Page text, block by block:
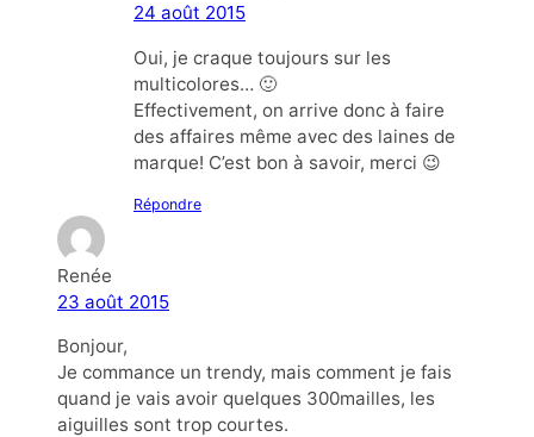
24 août 2015
Oui, je craque toujours sur les
multicolores… 🙂
Effectivement, on arrive donc à faire
des affaires même avec des laines de
marque! C’est bon à savoir, merci 😉
Répondre
Renée
23 août 2015
Bonjour,
Je commance un trendy, mais comment je fais
quand je vais avoir quelques 300mailles, les
aiguilles sont trop courtes.